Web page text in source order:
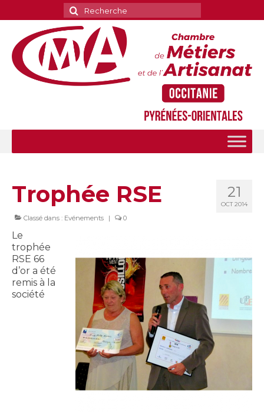
Rechercher
:
21
OCT 2014
Trophée RSE
Classé dans : Evénements | 0
Le
trophée
RSE 66
d’or a été
remis à la
société